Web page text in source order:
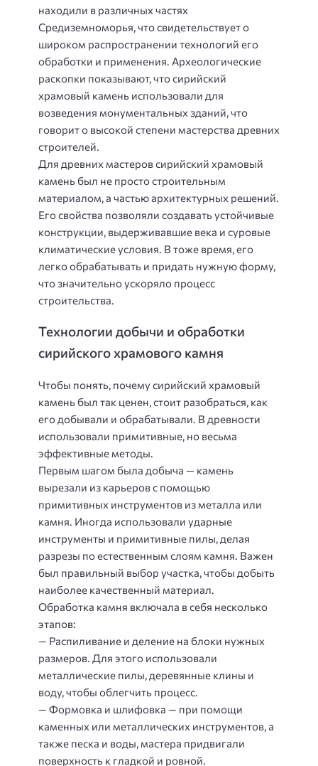
находили в различных частях
Средиземноморья, что свидетельствует о
широком распространении технологий его
обработки и применения. Археологические
раскопки показывают, что сирийский
храмовый камень использовали для
возведения монументальных зданий, что
говорит о высокой степени мастерства древних
строителей.
Для древних мастеров сирийский храмовый
камень был не просто строительным
материалом, а частью архитектурных решений.
Его свойства позволяли создавать устойчивые
конструкции, выдерживавшие века и суровые
климатические условия. В тоже время, его
легко обрабатывать и придать нужную форму,
что значительно ускоряло процесс
строительства.
Технологии добычи и обработки
сирийского храмового камня
Чтобы понять, почему сирийский храмовый
камень был так ценен, стоит разобраться, как
его добывали и обрабатывали. В древности
использовали примитивные, но весьма
эффективные методы.
Первым шагом была добыча — камень
вырезали из карьеров с помощью
примитивных инструментов из металла или
камня. Иногда использовали ударные
инструменты и примитивные пилы, делая
разрезы по естественным слоям камня. Важен
был правильный выбор участка, чтобы добыть
наиболее качественный материал.
Обработка камня включала в себя несколько
этапов:
— Распиливание и деление на блоки нужных
размеров. Для этого использовали
металлические пилы, деревянные клины и
воду, чтобы облегчить процесс.
— Формовка и шлифовка — при помощи
каменных или металлических инструментов, а
также песка и воды, мастера придвигали
поверхность к гладкой и ровной.